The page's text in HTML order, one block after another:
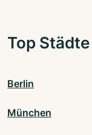
Top Städte
Berlin
München